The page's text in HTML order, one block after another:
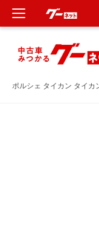
ポルシェ タイカン タイ
新車
中古車